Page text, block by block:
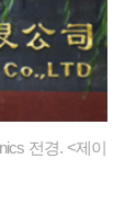
전경. <제이